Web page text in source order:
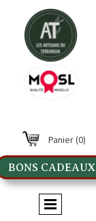
Panier(0)
BONS CADEAUX